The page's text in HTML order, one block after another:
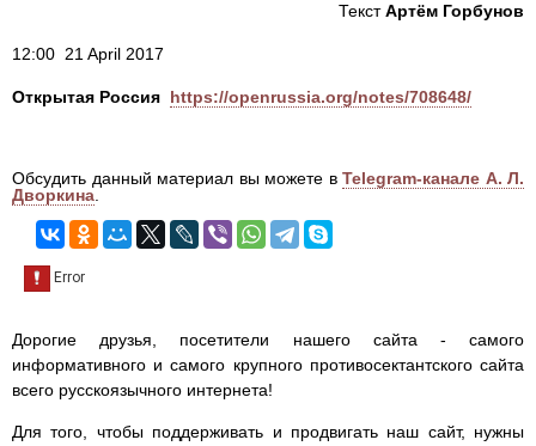
ТекстАртём Горбунов
12:00 21 April 2017
Открытая Россия https://openrussia.org/notes/708648/
Обсудить данный материал вы можете в Telegram-канале А. Л.
Дворкина.
Дорогие друзья, посетители нашего сайта - самого
информативного и самого крупного противосектантского сайта
всего русскоязычного интернета!
Для того, чтобы поддерживать и продвигать наш сайт, нужны